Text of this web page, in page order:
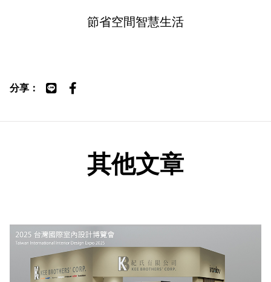
節省空間智慧生活
分享：
其他文章